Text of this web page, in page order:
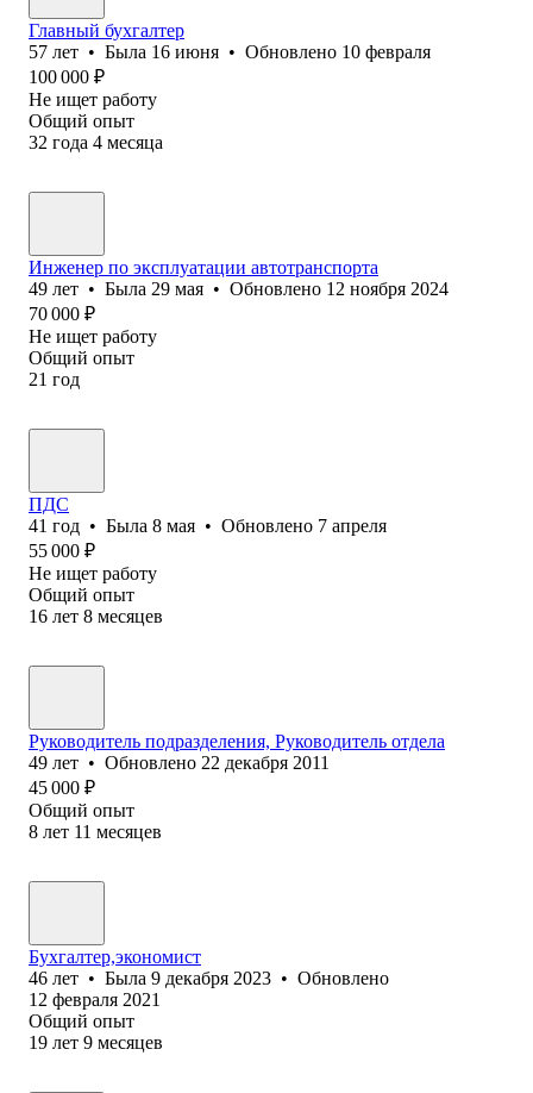
Главный бухгалтер
57 лет • Была 16 июня • Обновлено 10 февраля
100 000 ₽
Не ищет работу
Общий опыт
32 года 4 месяца
Инженер по эксплуатации автотранспорта
49 лет • Была 29 мая • Обновлено 12 ноября 2024
70 000 ₽
Не ищет работу
Общий опыт
21 год
ПДС
41 год • Была 8 мая • Обновлено 7 апреля
55 000 ₽
Не ищет работу
Общий опыт
16 лет 8 месяцев
Руководитель подразделения, Руководитель отдела
49 лет • Обновлено 22 декабря 2011
45 000 ₽
Общий опыт
8 лет 11 месяцев
Бухгалтер,экономист
46 лет • Была 9 декабря 2023 • Обновлено
12 февраля 2021
Общий опыт
19 лет 9 месяцев